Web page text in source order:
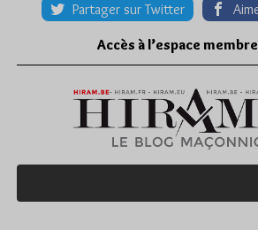
Partager sur Twitter
Accès à l’espace membre